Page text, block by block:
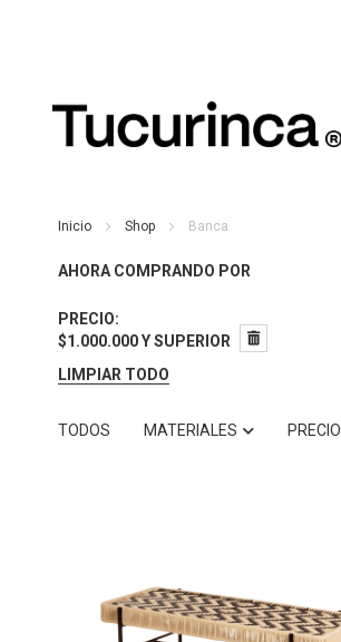
Inicio Shop Banca
AHORA COMPRANDO POR
PRECIO
$1.000.000 Y SUPERIOR
LIMPIAR TODO
TODOS MATERIALES
PRECIO